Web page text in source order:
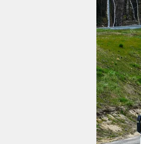
verlag
verlag
shop
fragen